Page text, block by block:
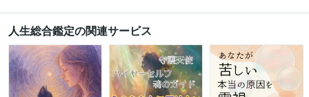
人生総合鑑定の関連サービス